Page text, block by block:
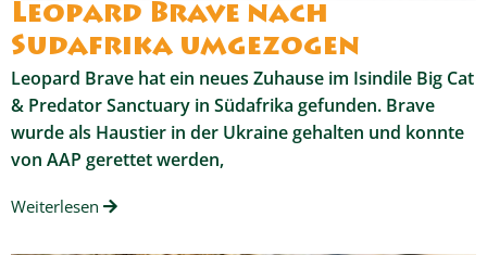
Leopard Brave nach
Sudafrika umgezogen
Leopard Brave hat ein neues Zuhause im Isindile Big Cat
& Predator Sanctuary in Südafrika gefunden. Brave
wurde als Haustier in der Ukraine gehalten und konnte
von AAP gerettet werden,
Weiterlesen